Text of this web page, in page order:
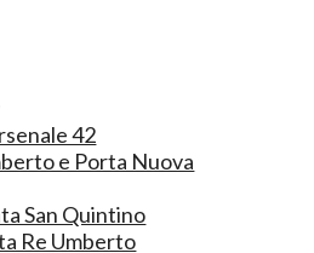
42
e Porta Nuova
San Quintino
Re Umberto